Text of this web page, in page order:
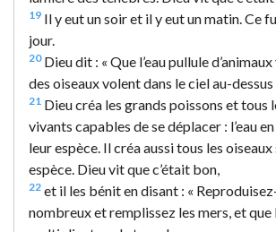
19 Il y eut un soir et il y eut un matin. Ce
jour.
20Dieu dit : « Que l’eau pullule
des oiseaux volent dans le ciel au-
21 Dieu créa les grands poissons et tous
vivants capables de se déplacer : l’eau
leur espèce. Il créa aussi tous les
espèce. Dieu vit que c’était bon,
22 et il les bénit en disant : «
nombreux et remplissez les mers, et que